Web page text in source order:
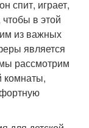
спит, играет,
в этой
из важных
является
рассмотрим
комнаты,